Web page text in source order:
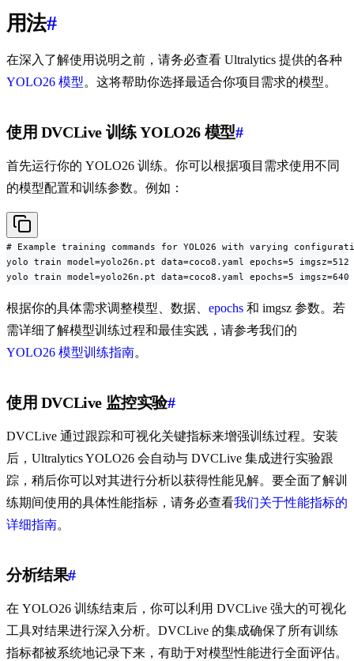
用法#
在深入了解使用说明之前，请务必查看 Ultralytics 提供的各种
YOLO26 模型。这将帮助你选择最适合你项目需求的模型。
使用 DVCLive 训练 YOLO26 模型#
首先运行你的 YOLO26 训练。你可以根据项目需求使用不同
的模型配置和训练参数。例如：
# Example training commands for YOLO26 with varying
yolo train model=yolo26n.pt data=coco8.yaml epochs=5 imgsz=512
yolo train model=yolo26n.pt data=coco8.yaml epochs=5 imgsz=640
根据你的具体需求调整模型、数据、 epochs 和 imgsz 参数。若
需详细了解模型训练过程和最佳实践，请参考我们的
YOLO26 模型训练指南。
使用 DVCLive 监控实验#
DVCLive 通过跟踪和可视化关键指标来增强训练过程。安装
后，Ultralytics YOLO26 会自动与 DVCLive 集成进行实验跟
踪，稍后你可以对其进行分析以获得性能见解。要全面了解训
练期间使用的具体性能指标，请务必查看我们关于性能指标的
详细指南。
分析结果#
在 YOLO26 训练结束后，你可以利用 DVCLive 强大的可视化
工具对结果进行深入分析。DVCLive 的集成确保了所有训练
指标都被系统地记录下来，有助于对模型性能进行全面评估。